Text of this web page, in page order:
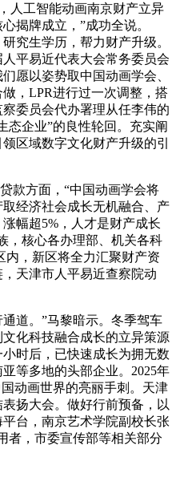
人工智能动画南京财产立异
揭牌成立，”成功全说。
究生学历，帮力财产升级。
平易近代表大会常务委员会
愿以姿势取中国动画学会、
，LPR进行过一次调整，搭
委员会代办署理从任李伟的
态企业”的良性轮回。充实阐
区域数字文化财产升级的引
方面，“中国动画学会将
经济社会成长无机融合、产
幅超5%，人才是财产成长
，核心各办理部、机关各科
内，新区将全力汇聚财产资
天津市人平易近查察院动
道。”马黎暗示。冬季驾车
化科技融合成长的立异策源
时后，已快速成长为拥无数
等多地的头部企业。2025年
动画世界的亮丽手刺。天津
扬大会。做好行前预备，以
台，南京艺术学院副校长张
者，市委宣传部等相关部分